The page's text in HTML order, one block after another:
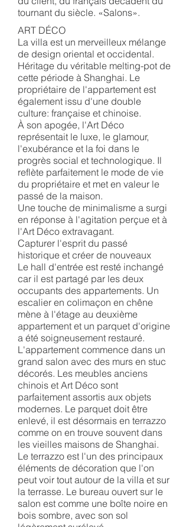
tournant du siècle. «Salons».
ART DÉCO
La villa est un merveilleux mélange
de design oriental et occidental.
Héritage du véritable melting-pot de
cette période à Shanghai. Le
propriétaire de l'appartement est
également issu d'une double
culture: française et chinoise.
À son apogée, l'Art Déco
représentait le luxe, le glamour,
l'exubérance et la foi dans le
progrès social et technologique. Il
reflète parfaitement le mode de vie
du propriétaire et met en valeur le
passé de la maison.
Une touche de minimalisme a surgi
en réponse à l'agitation perçue et à
l'Art Déco extravagant.
Capturer l'esprit du passé
historique et créer de nouveaux
Le hall d'entrée est resté inchangé
car il est partagé par les deux
occupants des appartements. Un
escalier en colimaçon en chêne
mène à l'étage au deuxième
appartement et un parquet d'origine
a été soigneusement restauré.
L'appartement commence dans un
grand salon avec des murs en stuc
décorés. Les meubles anciens
chinois et Art Déco sont
parfaitement assortis aux objets
modernes. Le parquet doit être
enlevé, il est désormais en terrazzo
comme on en trouve souvent dans
les vieilles maisons de Shanghai.
Le terrazzo est l'un des principaux
éléments de décoration que l'on
peut voir tout autour de la villa et sur
la terrasse. Le bureau ouvert sur le
salon est comme une boîte noire en
bois sombre, avec son sol